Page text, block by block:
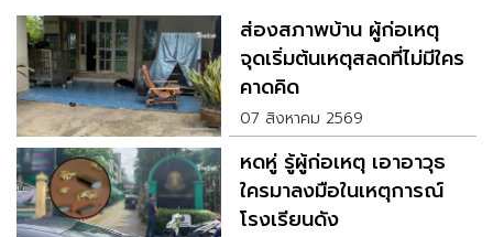
ส่องสภาพบ้าน ผู้ก่อเหตุ
จุดเริ่มต้นเหตุสลดที่ไม่มีใคร
คาดคิด
07 สิงหาคม 2569
หดหู่ รู้ผู้ก่อเหตุ เอาอาวุธ
ใครมาลงมือในเหตุการณ์
โรงเรียนดัง